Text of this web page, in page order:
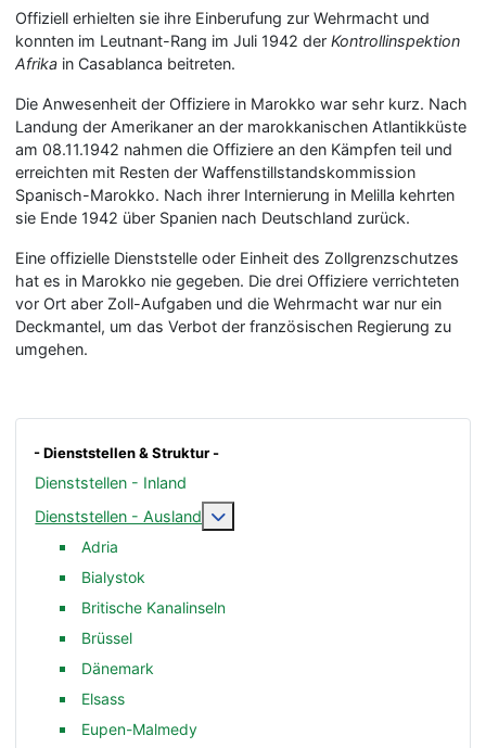
- Dienststellen & Struktur -
Dienststellen - Inland
Dienststellen - Ausland
Weitere Informationen:
Adria
Bialystok
Britische Kanalinseln
Brüssel
Dänemark
Elsass
Eupen-Malmedy
Offiziell erhielten sie ihre Einberufung zur Wehrmacht und
konnten im Leutnant-Rang im Juli 1942 derKontrollinspektion
Afrika in Casablanca beitreten.
Die Anwesenheit der Offiziere in Marokko war sehr kurz. Nach
Landung der Amerikaner an der marokkanischen Atlantikküste
am 08.11.1942 nahmen die Offiziere an den Kämpfen teil und
erreichten mit Resten der Waffenstillstandskommission
Spanisch-Marokko. Nach ihrer Internierung in Melilla kehrten
sie Ende 1942 über Spanien nach Deutschland zurück.
Eine offizielle Dienststelle oder Einheit des Zollgrenzschutzes
hat es in Marokko nie gegeben. Die drei Offiziere verrichteten
vor Ort aber Zoll-Aufgaben und die Wehrmacht war nur ein
Deckmantel, um das Verbot der französischen Regierung zu
umgehen.